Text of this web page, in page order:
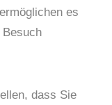
es
dass Sie